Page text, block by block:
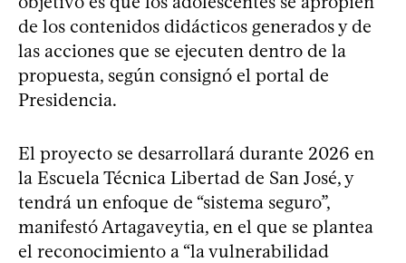
de los contenidos didácticos generados y de
las acciones que se ejecuten dentro de la
propuesta, según consignó el portal de
Presidencia.
El proyecto se desarrollará durante 2026 en
la Escuela Técnica Libertad de San José, y
tendrá un enfoque de “sistema seguro”,
manifestó Artagaveytia, en el que se plantea
el reconocimiento a “la vulnerabilidad